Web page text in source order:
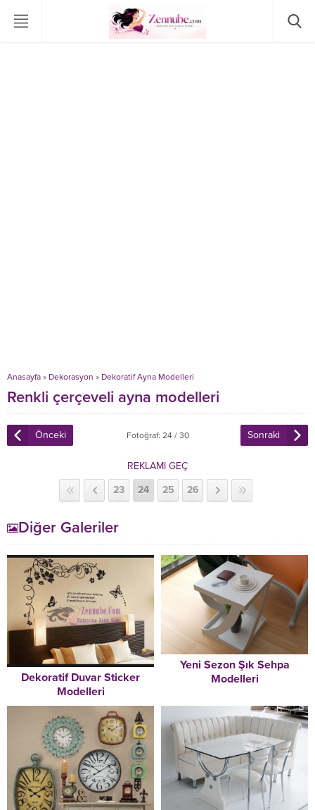
Anasayfa » Dekorasyon » Dekoratif Ayna Modelleri
Renkli çerçeveli ayna modelleri
Önceki Fotoğraf: 24 / 30 Sonraki
REKLAMI GEÇ
23
24 25 26
Diğer Galeriler
Dekoratif Duvar Sticker
Modelleri
Yeni Sezon Şık Sehpa
Modelleri